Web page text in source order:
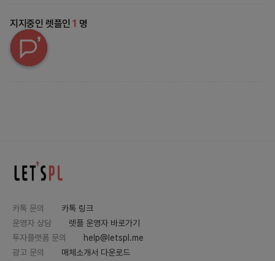
지지중인 렛플인 1 명
카톡 문의
카톡 링크
운영자 상담
렛플 운영자 바로가기
투자플랫폼 문의
help@letspl.me
광고 문의
매체소개서 다운로드